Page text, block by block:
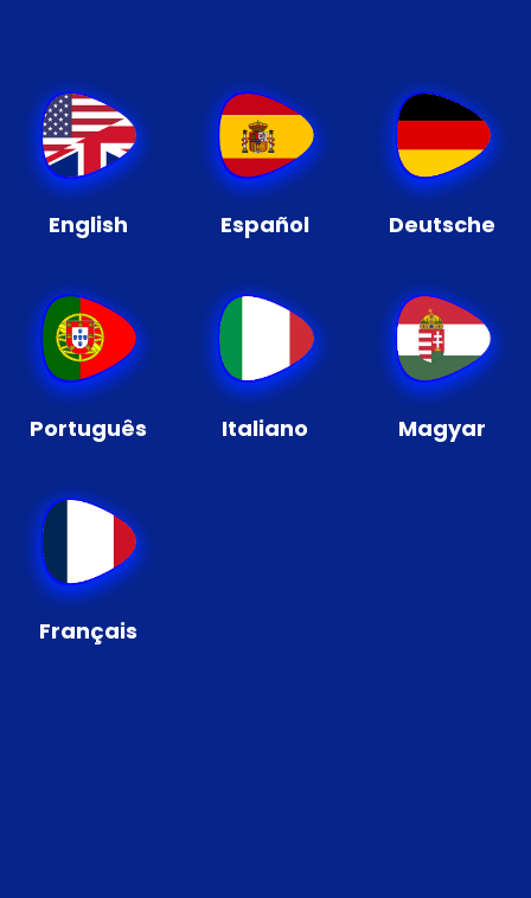
English Español Deutsche
Português Italiano Magyar
Français